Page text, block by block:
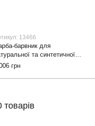
13466
барвник для
та синтетичної
та текстилю Kaps Super
500 ml
грн